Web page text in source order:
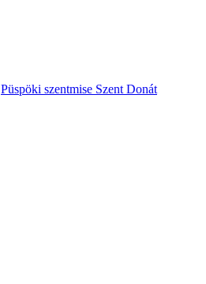
Püspöki szentmise Szent Donát